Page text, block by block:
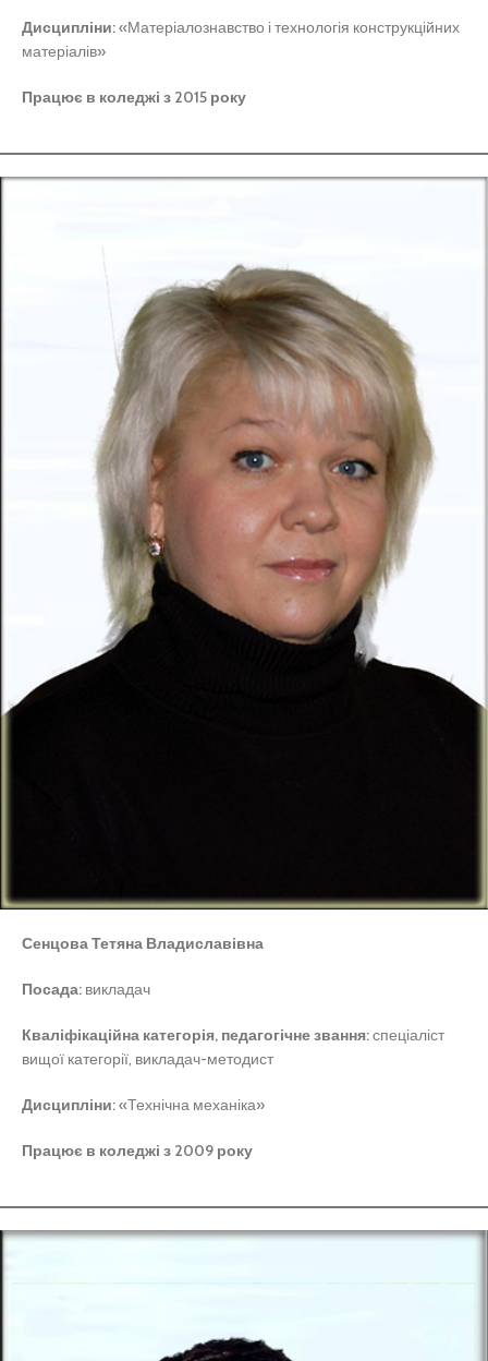
Дисципліни:«Матеріалознавство і технологія конструкційних
матеріалів»
Працює в коледжі з 2015 року
Сенцова Тетяна Владиславівна
Посада: викладач
Кваліфікаційна категорія, педагогічне звання:спеціаліст
вищої категорії, викладач-методист
Дисципліни:«Технічна механіка»
Працює в коледжі з 2009 року